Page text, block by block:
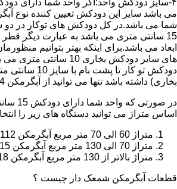
می باشد سایز این دودکش تعیین کننده نوع
15 سانتی متری می باشد به عبارت دیگر
ابعاد می باشد.برای اینکه بهتر بتوانیم
های سایز دودکش بخاری 10
دودکش تو کار تا
بخاری) داشته باشد تنها می توانید از آبگرمکن BX114 استفاده نمایید.
در
اساس متراژ می توانید دستگاه های زیر را
متراژ 60 الی 70 متر مربع آبگرمکن B3112
متراژ 70 الی 130 متر مربع آبگرمکن B3115 یا B3215i
متراژ بالاتر از 130 متر مربع آبگرمکن B3118 یا B3218i
قطعات آبگرمکن شمعک دار چیست ؟